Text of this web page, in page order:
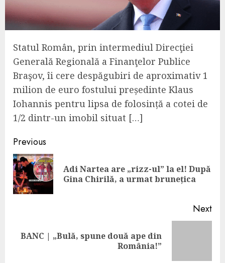
Statul Român, prin intermediul Direcţiei
Generală Regională a Finanţelor Publice
Braşov, îi cere despăgubiri de aproximativ 1
milion de euro fostului președinte Klaus
Iohannis pentru lipsa de folosință a cotei de
1/2 dintr-un imobil situat […]
Continue
Reading
Previous
Adi Nartea are „rizz-ul” la el! După
Gina Chirilă, a urmat brunețica
Next
Next
BANC | „Bulă, spune două ape din
România!”